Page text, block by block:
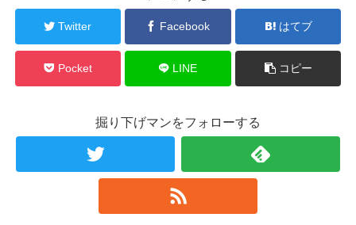
Twitter Facebook はてブ
Pocket LINE コピー
掘り下げマンをフォローする